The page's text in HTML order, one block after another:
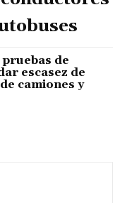
de
escasez de
camiones y